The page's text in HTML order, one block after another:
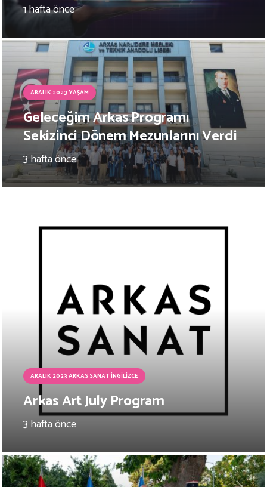
1 hafta önce
ARALIK 2023 YAŞAM
Geleceğim Arkas Programı
Sekizinci Dönem Mezunlarını Verdi
3 hafta önce
ARALIK 2023 ARKAS SANAT İNGILIZCE
Arkas Art July Program
3 hafta önce